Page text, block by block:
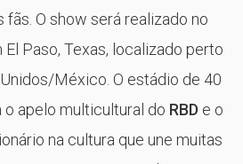
fãs. O show será realizado no
Paso, Texas, localizado perto
México. O estádio de 40
apelo multicultural do RBD e o
na cultura que une muitas